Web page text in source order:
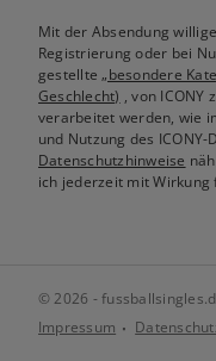
Mit der Absendung
Registrierung oder bei
gestellte„besondere
Geschlecht) , von ICONY
verarbeitet werden, wie
und Nutzung des
Datenschutzhinweise
ich jederzeit mit
© 2026 -
Impressum